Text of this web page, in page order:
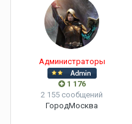
Администраторы
1 176
2 155 сообщений
ГородМосква